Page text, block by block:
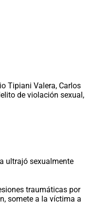
Tipiani Valera, Carlos
de violación sexual,
ultrajó sexualmente
traumáticas por
somete a la víctima a